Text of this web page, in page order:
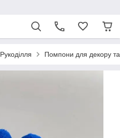
Рукоділля Помпони для декору та